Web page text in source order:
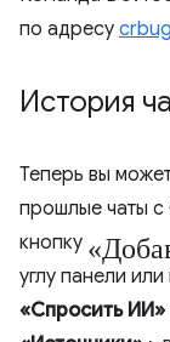
по адресу
История
Теперь вы
прошлые чаты с
кнопку
углу панели
«Спросить ИИ»